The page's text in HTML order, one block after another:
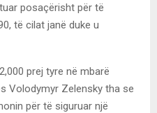
posaçërisht për të
të cilat janë duke u
prej tyre në mbarë
Volodymyr Zelensky tha se
për të siguruar një